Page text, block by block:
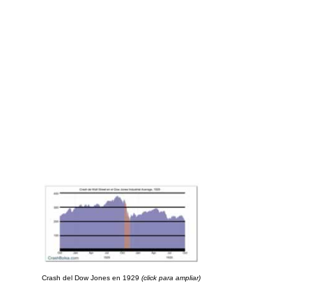
Crash del Dow Jones en 1929 (click para ampliar)